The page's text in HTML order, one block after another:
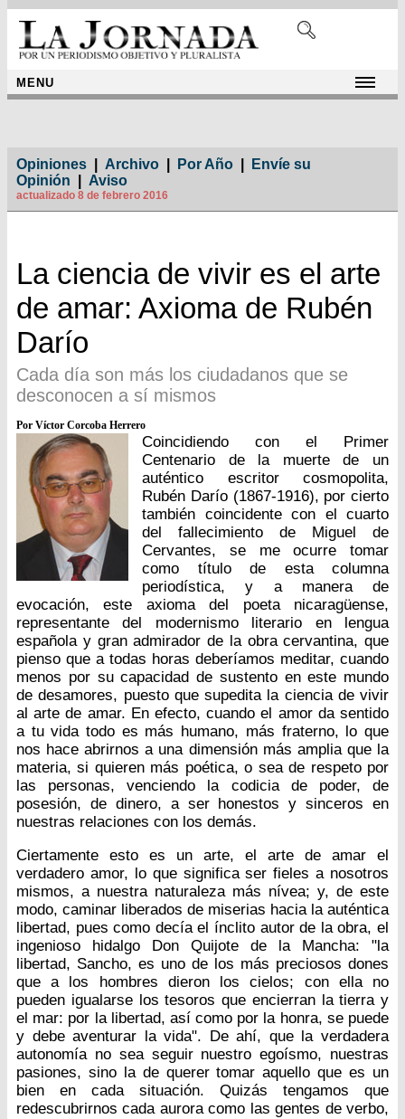
MENU
Opiniones Archivo Por Año
Envíe su
Opinión
Aviso
actualizado 8 de febrero 2016
La ciencia de vivir es el arte
de amar: Axioma de Rubén
Darío
Cada día son más los ciudadanos que se
desconocen a sí mismos
Por Víctor Corcoba Herrero
Coincidiendo con el Primer
Centenario de la muerte de un
auténtico escritor cosmopolita,
Rubén Darío (1867-1916), por cierto
también coincidente con el cuarto
del fallecimiento de Miguel de
Cervantes, se me ocurre tomar
como título de esta columna
periodística, y a manera de
evocación, este axioma del poeta nicaragüense,
representante del modernismo literario en lengua
española y gran admirador de la obra cervantina, que
pienso que a todas horas deberíamos meditar, cuando
menos por su capacidad de sustento en este mundo
de desamores, puesto que supedita la ciencia de vivir
al arte de amar. En efecto, cuando el amor da sentido
a tu vida todo es más humano, más fraterno, lo que
nos hace abrirnos a una dimensión más amplia que la
materia, si quieren más poética, o sea de respeto por
las personas, venciendo la codicia de poder, de
posesión, de dinero, a ser honestos y sinceros en
nuestras relaciones con los demás.
Ciertamente esto es un arte, el arte de amar el
verdadero amor, lo que significa ser fieles a nosotros
mismos, a nuestra naturaleza más nívea; y, de este
modo, caminar liberados de miserias hacia la auténtica
libertad, pues como decía el ínclito autor de la obra, el
ingenioso hidalgo Don Quijote de la Mancha: "la
libertad, Sancho, es uno de los más preciosos dones
que a los hombres dieron los cielos; con ella no
pueden igualarse los tesoros que encierran la tierra y
el mar: por la libertad, así como por la honra, se puede
y debe aventurar la vida". De ahí, que la verdadera
autonomía no sea seguir nuestro egoísmo, nuestras
pasiones, sino la de querer tomar aquello que es un
bien en cada situación. Quizás tengamos que
redescubrirnos cada aurora como las gentes de verbo,